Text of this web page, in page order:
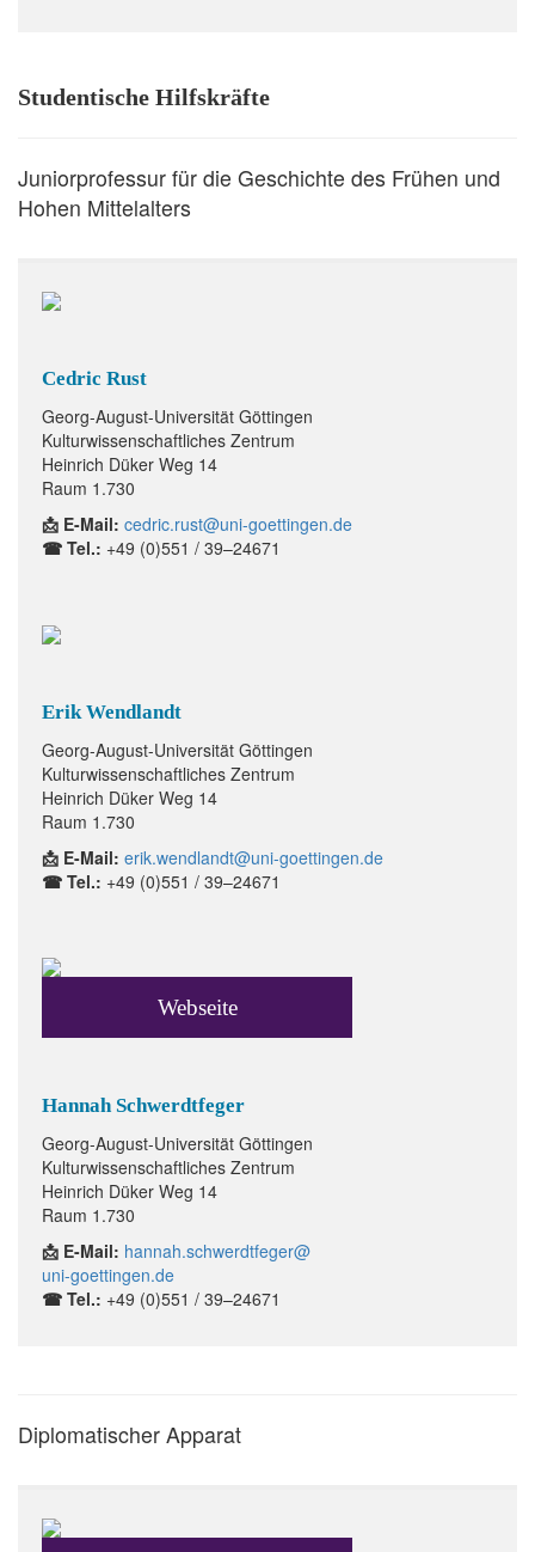
Studentische Hilfskräfte
Juniorprofessur für die Geschichte des Frühen und
Hohen Mittelalters
Cedric Rust
Georg-August-Universität Göttingen
Kulturwissenschaftliches Zentrum
Heinrich Düker Weg 14
Raum 1.730
📩 E-Mail: cedric.rust@uni-goettingen.de
☎ Tel.: +49 (0)551 / 39–24671
Erik Wendlandt
Georg-August-Universität Göttingen
Kulturwissenschaftliches Zentrum
Heinrich Düker Weg 14
Raum 1.730
📩 E-Mail: erik.wendlandt@uni-goettingen.de
☎ Tel.: +49 (0)551 / 39–24671
Webseite
Hannah Schwerdtfeger
Georg-August-Universität Göttingen
Kulturwissenschaftliches Zentrum
Heinrich Düker Weg 14
Raum 1.730
📩 E-Mail: hannah.schwerdtfeger@
uni-goettingen.de
☎ Tel.: +49 (0)551 / 39–24671
Diplomatischer Apparat